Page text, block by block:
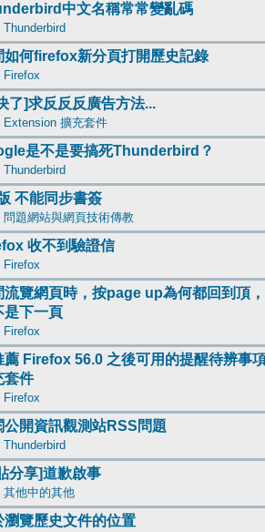
中文名稱常常變亂碼
Thunderbird
如何firefox新分頁打開歷史記錄
Firefox
了]求反反反廣告方法...
Extension 擴充套件
是不是要搞死Thunderbird？
Thunderbird
不能同步書簽
問題網站與網頁技術傳教
收不到驗證信
Firefox
流覽網頁時，按page up為何都回到頂，
是下一頁
Firefox
薦 Firefox 56.0 之後可用的提醒待辨事
套件
Firefox
公開資訊觀測站RSS問題
Thunderbird
分享]道歉啟事
其他中的其他
瀏覽歷史文件的位置